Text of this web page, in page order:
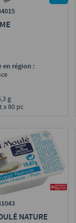
en région :
g
x 80 pc
NATURE